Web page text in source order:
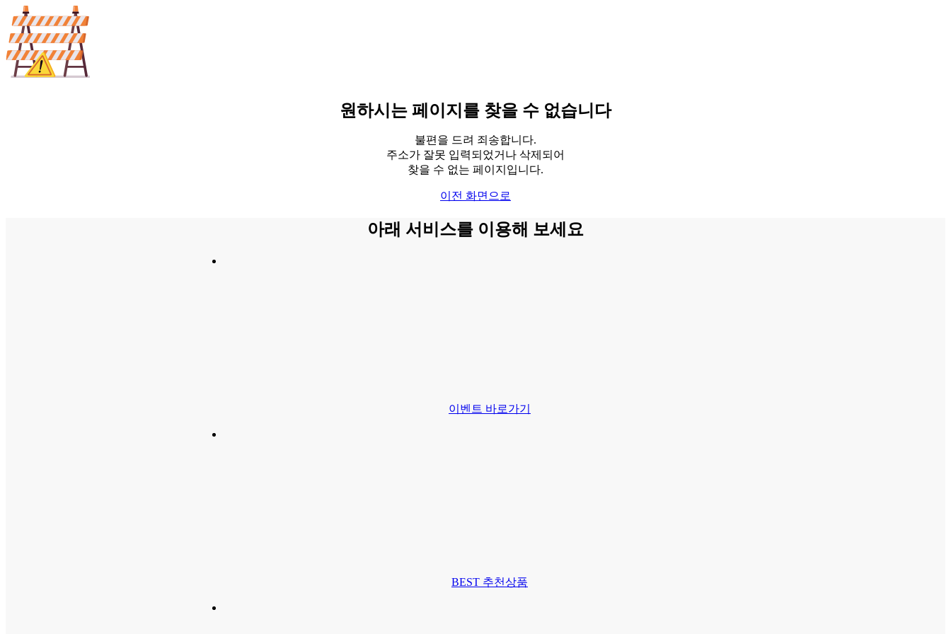
원하시는 페이지를 찾을 수 없습니다
불편을 드려 죄송합니다.
주소가 잘못 입력되었거나 삭제되어
찾을 수 없는 페이지입니다.
이전 화면으로
아래 서비스를 이용해 보세요
이벤트 바로가기
BEST 추천상품